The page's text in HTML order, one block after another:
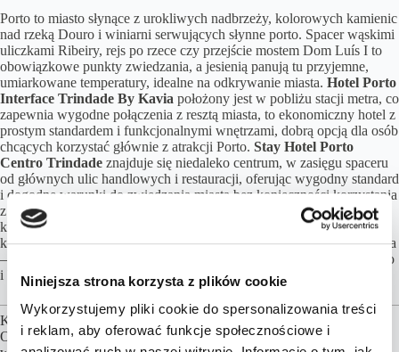
Niniejsza strona korzysta z plików cookie
Wykorzystujemy pliki cookie do spersonalizowania treści
i reklam, aby oferować funkcje społecznościowe i
Porto to miasto słynące z urokliwych nadbrzeży, kolorowych kamienic
nad rzeką Douro i winiarni serwujących słynne porto. Spacer wąskimi
uliczkami Ribeiry, rejs po rzece czy przejście mostem Dom Luís I to
obowiązkowe punkty zwiedzania, a jesienią panują tu przyjemne,
umiarkowane temperatury, idealne na odkrywanie miasta. Hotel Porto
Interface Trindade By Kavia położony jest w pobliżu stacji metra, co
zapewnia wygodne połączenia z resztą miasta, to ekonomiczny hotel z
prostym standardem i funkcjonalnymi wnętrzami, dobrą opcją dla osób
chcących korzystać głównie z atrakcji Porto. Stay Hotel Porto
Centro Trindade znajduje się niedaleko centrum, w zasięgu spaceru
od głównych ulic handlowych i restauracji, oferując wygodny standard
i dogodne warunki do zwiedzania miasta bez konieczności korzystania
z transportu.
ulokowany jest w
klimatycznej dzielnicy Ribeira, wśród wąskich uliczek i kafejek, to
kameralny i prosty obiekt, którego największym atutem jest lokalizacja
– doskonały wybór dla osób chcących poczuć atmosferę starego Porto
i być blisko nabrzeża.
Kalkulacja cen opiera się przy założeniu 2 osób podróżujących.
Obiekty noclegowe, formy wyżywienia, transfery możemy dowolnie